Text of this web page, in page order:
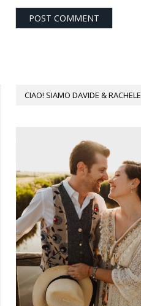
CIAO! SIAMO DAVIDE & RACHELE